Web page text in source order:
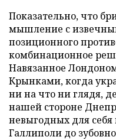
Показательно, что
мышление с
позиционного
комбинационное
Навязанное
Крынками, когда
ни на что ни глядя,
нашей стороне
невыгодных для
Галлиполи до